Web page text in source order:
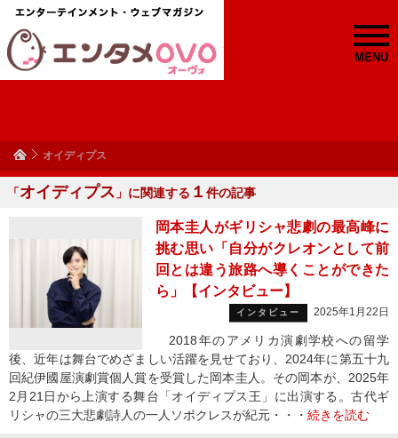
MENU
オイディプス
「オイディプス 」に関連する １ 件の記事
岡本圭人がギリシャ悲劇の最高峰に
挑む思い「自分がクレオンとして前
回とは違う旅路へ導くことができた
ら」【インタビュー】
インタビュー 2025年1月22日
2018年のアメリカ演劇学校への留学
後、近年は舞台でめざましい活躍を見せており、2024年に第五十九
回紀伊國屋演劇賞個人賞を受賞した岡本圭人。その岡本が、2025年
2月21日から上演する舞台「オイディプス王」に出演する。古代ギ
リシャの三大悲劇詩人の一人ソポクレスが紀元・・・ 続きを読む